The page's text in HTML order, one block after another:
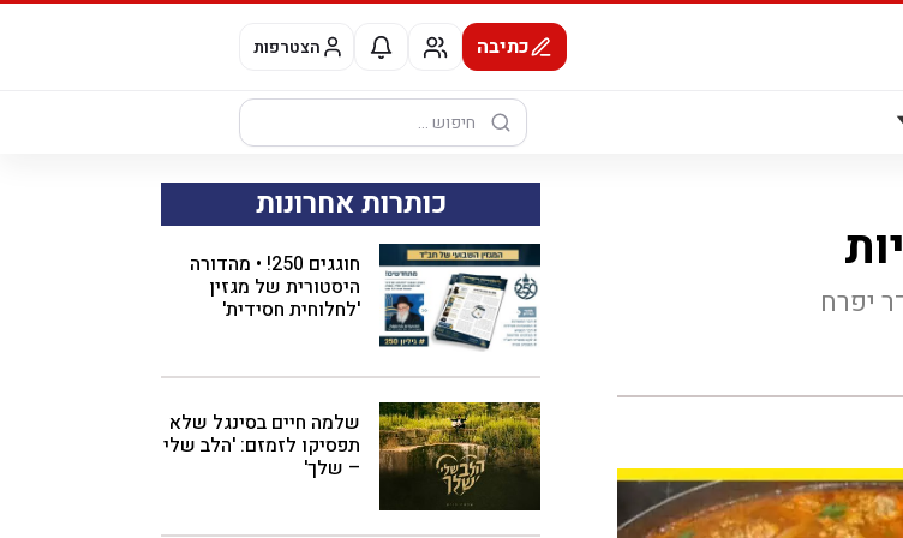
כתיבה הצטרפות
חיפוש:
יפרח
כותרות אחרונות
חוגגים 250! • מהדורה
היסטורית של מגזין
'לחלוחית חסידית'
שלמה חיים בסינגל שלא
תפסיקו לזמזם: 'הלב שלי
– שלך'